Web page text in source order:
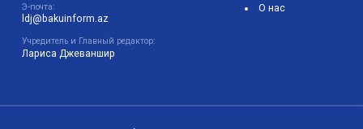
Э-почта:
ldj@bakuinform.az
Учредитель и Главный редактор:
Лариса Джеваншир
О нас